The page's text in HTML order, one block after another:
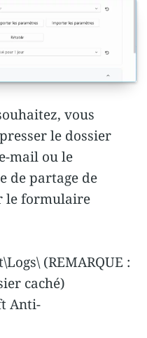
vous
le dossier
mail ou le
de partage de
le formulaire
(REMARQUE :
caché)
Anti-